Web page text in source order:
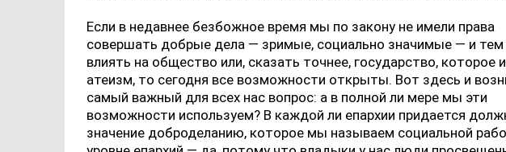
Если в недавнее безбожное время мы по закону не имели права
совершать добрые дела — зримые, социально значимые — и
влиять на общество или, сказать точнее, государство, которое
атеизм, то сегодня все возможности открыты. Вот здесь и
самый важный для всех нас вопрос: а в полной ли мере мы эти
возможности используем? В каждой ли епархии придается
значение доброделанию, которое мы называем социальной